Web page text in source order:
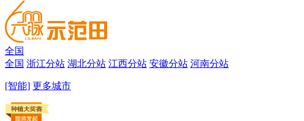
全国
全国 浙江分站 湖北分站 江西分站 安徽分站 河南分站
[智能] 更多城市